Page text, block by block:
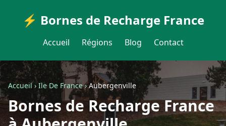
⚡ Bornes de Recharge France
Accueil Régions Blog Contact
Accueil›Ile De France›Aubergenville
Bornes de Recharge France